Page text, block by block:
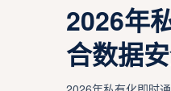
2026年
合数据